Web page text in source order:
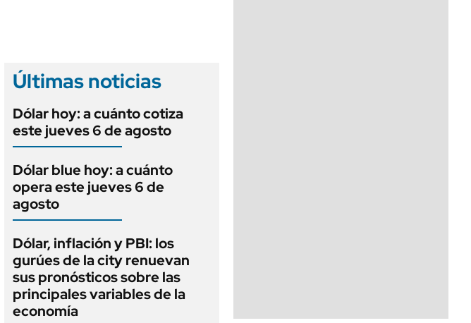
Últimas noticias
Dólar hoy: a cuánto cotiza
este jueves 6 de agosto
Dólar blue hoy: a cuánto
opera este jueves 6 de
agosto
Dólar, inflación y PBI: los
gurúes de la city renuevan
sus pronósticos sobre las
principales variables de la
economía